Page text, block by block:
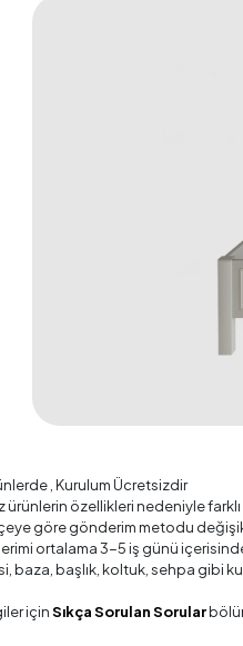
, Kurulum Ücretsizdir
ürünlerin özellikleri nedeniyle
göre gönderim metodu
ortalama 3-5 iş günü
baza, başlık, koltuk, sehpa gibi
içinSıkça Sorulan Sorular